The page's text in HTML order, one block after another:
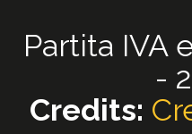
Partita IVA
-
Credits: